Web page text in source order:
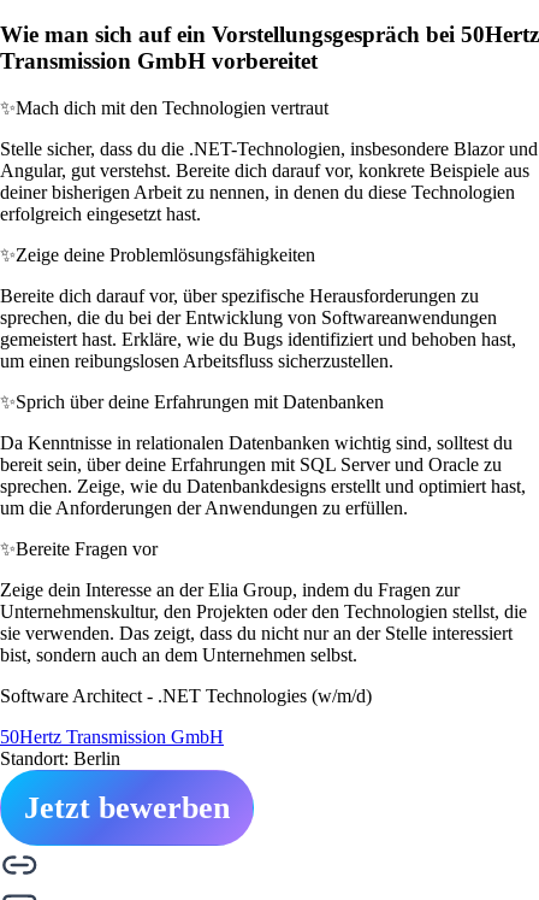
Wie man sich auf ein Vorstellungsgespräch bei 50Hertz
Transmission GmbH vorbereitet
✨Mach dich mit den Technologien vertraut
Stelle sicher, dass du die .NET-Technologien, insbesondere Blazor und
Angular, gut verstehst. Bereite dich darauf vor, konkrete Beispiele aus
deiner bisherigen Arbeit zu nennen, in denen du diese Technologien
erfolgreich eingesetzt hast.
✨Zeige deine Problemlösungsfähigkeiten
Bereite dich darauf vor, über spezifische Herausforderungen zu
sprechen, die du bei der Entwicklung von Softwareanwendungen
gemeistert hast. Erkläre, wie du Bugs identifiziert und behoben hast,
um einen reibungslosen Arbeitsfluss sicherzustellen.
✨Sprich über deine Erfahrungen mit Datenbanken
Da Kenntnisse in relationalen Datenbanken wichtig sind, solltest du
bereit sein, über deine Erfahrungen mit SQL Server und Oracle zu
sprechen. Zeige, wie du Datenbankdesigns erstellt und optimiert hast,
um die Anforderungen der Anwendungen zu erfüllen.
✨Bereite Fragen vor
Zeige dein Interesse an der Elia Group, indem du Fragen zur
Unternehmenskultur, den Projekten oder den Technologien stellst, die
sie verwenden. Das zeigt, dass du nicht nur an der Stelle interessiert
bist, sondern auch an dem Unternehmen selbst.
Software Architect - .NET Technologies (w/m/d)
50Hertz Transmission GmbH
Standort: Berlin
Jetzt bewerben